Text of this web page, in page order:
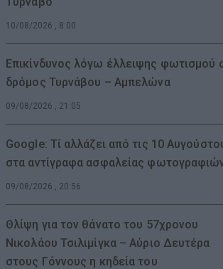
10/08/2026 , 8:00
Επικίνδυνος λόγω έλλειψης φωτισμού
δρόμος Τυρνάβου – Αμπελώνα
09/08/2026 , 21:05
Google: Τί αλλάζει από τις 10
στα αντίγραφα ασφαλείας
09/08/2026 , 20:56
Θλίψη για τον θάνατο του 57χρονου
Νικολάου Τσιλιμίγκα – Αύριο Δευτέρα
στους Γόννους η κηδεία του